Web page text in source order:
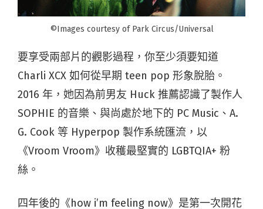
©Images courtesy of Park Circus/Universal
要享受兩部片的觀影過程，你至少須要知道
Charli XCX 如何從早期 teen pop 形象脫胎。
2016 年，她因為前男友 Huck 推薦認識了製作人
SOPHIE 的音樂、與尚處於地下的 PC Music、A.
G. Cook 等 Hyperpop 製作系統匯流，以
《Vroom Vroom》收穫最堅實的 LGBTQIA+ 粉
絲。
四年後的《how i’m feeling now》是第一次開花